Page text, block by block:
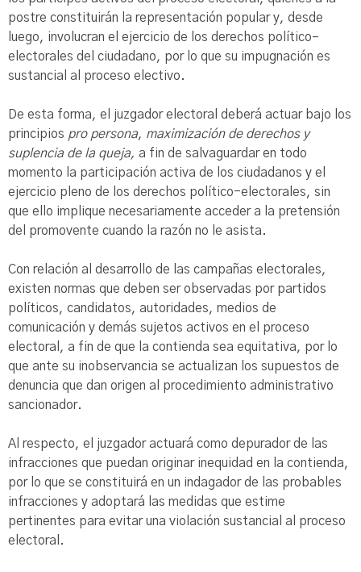
postre constituirán la representación popular y, desde
luego, involucran el ejercicio de los derechos político–
electorales del ciudadano, por lo que su impugnación es
sustancial al proceso electivo.
De esta forma, el juzgador electoral deberá actuar bajo los
principios pro persona, maximización de derechos y
suplencia de la queja, a fin de salvaguardar en todo
momento la participación activa de los ciudadanos y el
ejercicio pleno de los derechos político-electorales, sin
que ello implique necesariamente acceder a la pretensión
del promovente cuando la razón no le asista.
Con relación al desarrollo de las campañas electorales,
existen normas que deben ser observadas por partidos
políticos, candidatos, autoridades, medios de
comunicación y demás sujetos activos en el proceso
electoral, a fin de que la contienda sea equitativa, por lo
que ante su inobservancia se actualizan los supuestos de
denuncia que dan origen al procedimiento administrativo
sancionador.
Al respecto, el juzgador actuará como depurador de las
infracciones que puedan originar inequidad en la contienda,
por lo que se constituirá en un indagador de las probables
infracciones y adoptará las medidas que estime
pertinentes para evitar una violación sustancial al proceso
electoral.